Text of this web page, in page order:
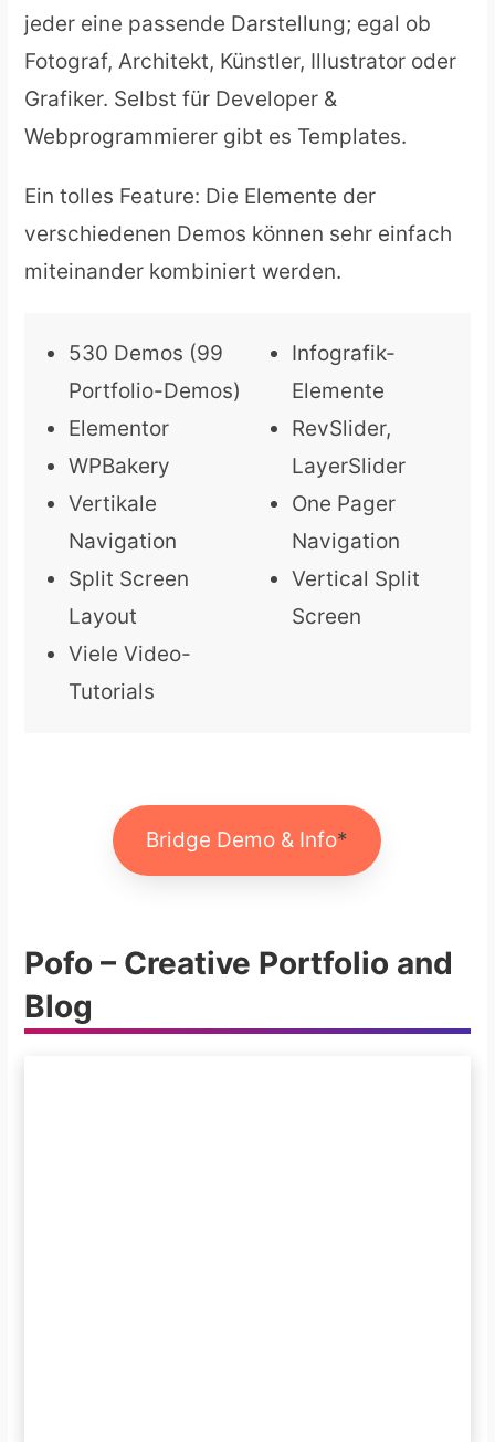
jeder eine passende Darstellung; egal ob
Fotograf, Architekt, Künstler, Illustrator oder
Grafiker. Selbst für Developer &
Webprogrammierer gibt es Templates.
Ein tolles Feature: Die Elemente der
verschiedenen Demos können sehr einfach
miteinander kombiniert werden.
530 Demos (99
Portfolio-Demos)
Elementor
WPBakery
Vertikale
Navigation
Split Screen
Layout
Viele Video-
Tutorials
Infografik-
Elemente
RevSlider,
LayerSlider
One Pager
Navigation
Vertical Split
Screen
Bridge Demo & Info
Pofo – Creative Portfolio and
Blog